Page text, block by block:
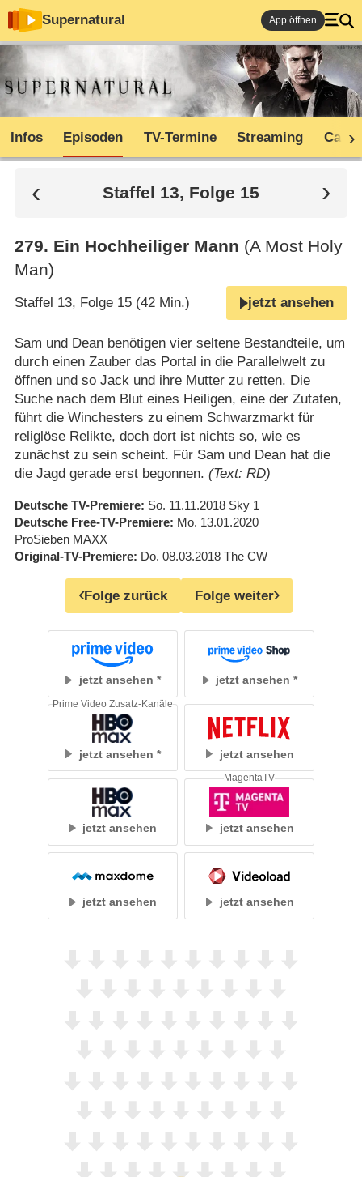
Supernatural App öffnen
Infos Episoden TV-Termine Streaming Cast
Staffel 13, Folge 15
279. Ein Hochheiliger Mann (A Most Holy
Man)
Staffel 13, Folge 15 (42 Min.) jetzt ansehen
Sam und Dean benötigen vier seltene Bestandteile, um
durch einen Zauber das Portal in die Parallelwelt zu
öffnen und so Jack und ihre Mutter zu retten. Die
Suche nach dem Blut eines Heiligen, eine der Zutaten,
führt die Winchesters zu einem Schwarzmarkt für
religlöse Relikte, doch dort ist nichts so, wie es
zunächst zu sein scheint. Für Sam und Dean hat die
die Jagd gerade erst begonnen. (Text: RD)
Deutsche TV-Premiere So. 11.11.2018 Sky 1
Deutsche Free-TV-Premiere Mo. 13.01.2020
ProSieben MAXX
Original-TV-Premiere Do. 08.03.2018 The CW
Folge zurück Folge weiter
jetzt ansehen jetzt ansehen
jetzt ansehen
Prime Video Zusatz-Kanäle
jetzt ansehen
jetzt ansehen jetzt ansehen
MagentaTV
jetzt ansehen jetzt ansehen